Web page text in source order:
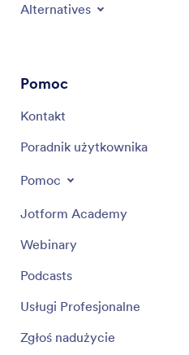
Alternatives
Pomoc
Kontakt
Poradnik użytkownika
Pomoc
Jotform Academy
Webinary
Podcasts
Usługi Profesjonalne
Zgłoś nadużycie